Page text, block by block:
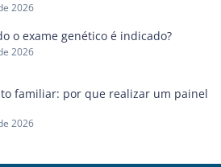
2026
o exame genético é indicado?
2026
familiar: por que realizar um painel
2026